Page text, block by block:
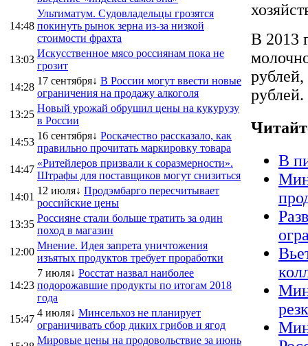
14:48
Ультиматум. Судовладельцы грозятся
покинуть рынок зерна из-за низкой
стоимости фрахта
13:03
Искусственное мясо россиянам пока не
грозит
14:28
17 сентября↓ В России могут ввести новые
ограничения на продажу алкоголя
13:25
Новый урожай обрушил цены на кукурузу
в России
14:53
16 сентября↓ Роскачество рассказало, как
правильно прочитать маркировку товара
14:47
«Ритейлеров призвали к соразмерности».
Штрафы для поставщиков могут снизиться
14:01
12 июля↓ Продэмбарго пересчитывает
российские цены
13:35
Россияне стали больше тратить за один
поход в магазин
12:00
Мнение. Идея запрета уничтожения
изъятых продуктов требует проработки
14:23
7 июля↓ Росстат назвал наиболее
подорожавшие продукты по итогам 2018
года
15:47
4 июля↓ Минсельхоз не планирует
ограничивать сбор диких грибов и ягод
Мировые цены на продовольствие за июнь
В 2013
рублей,
В